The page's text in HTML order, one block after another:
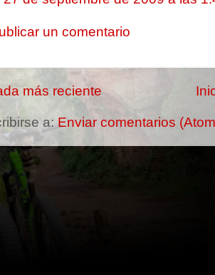
un comentario
más reciente
a:Enviar comentarios